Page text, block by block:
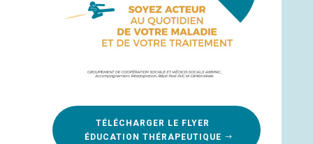
TÉLÉCHARGER LE FLYER
ÉDUCATION THÉRAPEUTIQUE